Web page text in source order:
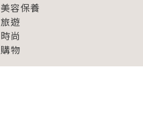
美容保養
旅遊
時尚
購物